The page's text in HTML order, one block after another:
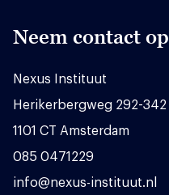
Neem contact op
Nexus Instituut
Herikerbergweg 292-342
1101 CT Amsterdam
085 0471229
info@nexus-instituut.nl